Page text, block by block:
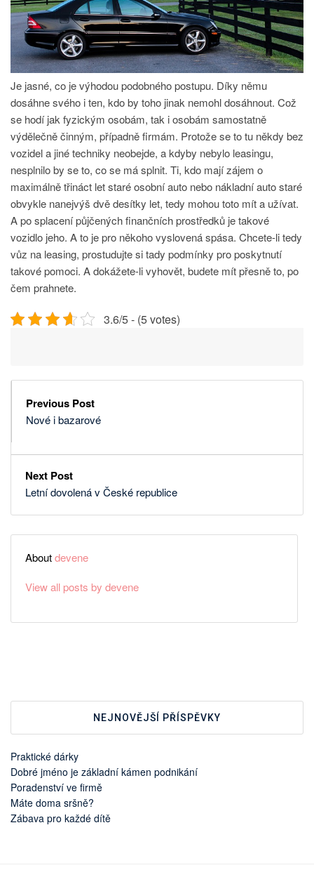
Je jasné, co je výhodou podobného postupu. Díky němu
dosáhne svého i ten, kdo by toho jinak nemohl dosáhnout. Což
se hodí jak fyzickým osobám, tak i osobám samostatně
výdělečně činným, případně firmám. Protože se to tu někdy bez
vozidel a jiné techniky neobejde, a kdyby nebylo leasingu,
nesplnilo by se to, co se má splnit. Ti, kdo mají zájem o
maximálně třináct let staré osobní auto nebo nákladní auto staré
obvykle nanejvýš dvě desítky let, tedy mohou toto mít a užívat.
A po splacení půjčených finančních prostředků je takové
vozidlo jeho. A to je pro někoho vyslovená spása. Chcete-li tedy
vůz na leasing, prostudujte si tady podmínky pro poskytnutí
takové pomoci. A dokážete-li vyhovět, budete mít přesně to, po
čem prahnete.
3.6/5 - (5 votes)
Previous Post
Nové i bazarové
Next Post
Letní dovolená v České republice
Aboutdevene
View all posts by devene
NEJNOVĚJŠÍ PŘÍSPĚVKY
Praktické dárky
Dobré jméno je základní kámen podnikání
Poradenství ve firmě
Máte doma sršně?
Zábava pro každé dítě